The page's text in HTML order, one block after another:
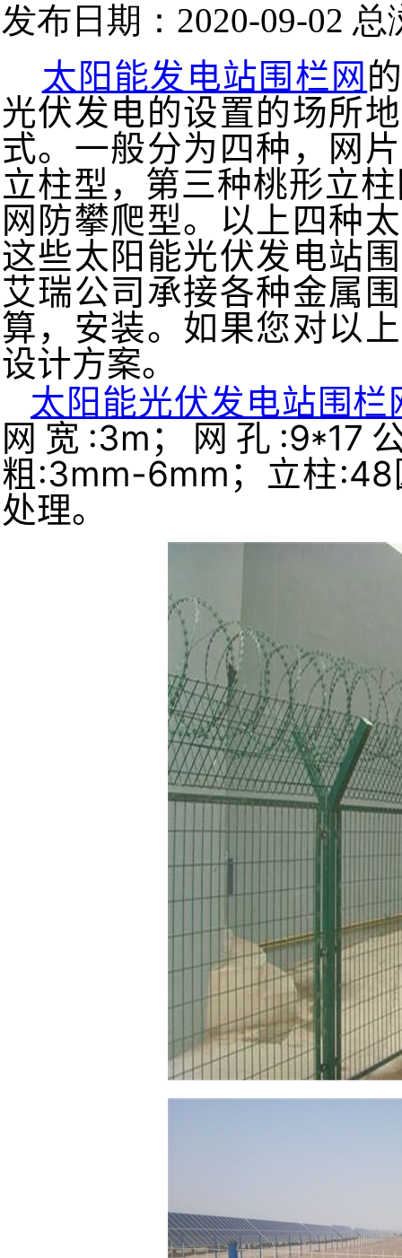
发布日期：2020-09-02 总
太阳能发电站围栏网
光伏发电的设置的场所
式。一般分为四种，网
立柱型，第三种桃形立
网防攀爬型。以上四种
这些太阳能光伏发电站
艾瑞公司承接各种金属
算，安装。如果您对以
设计方案。
太阳能光伏发电站围栏
网宽:3m；
网孔:9*17
粗:3mm-6mm； 立柱
处理。